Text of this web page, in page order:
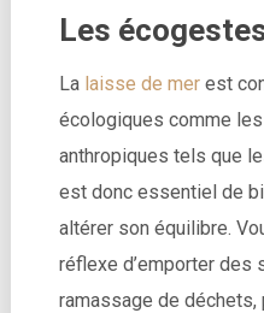
Les
La laisse de merest
écologiques comme
anthropiques tels que
est donc essentiel de
altérer son équilibre.
réflexe d’emporter des
ramassage de